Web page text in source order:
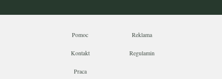
Pomoc Reklama
Kontakt Regulamin
Praca